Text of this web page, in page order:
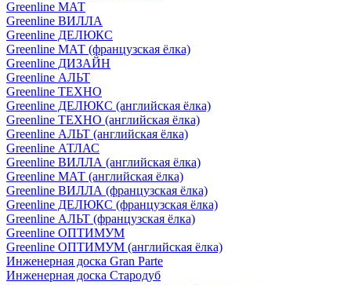
Greenline МАТ
Greenline ВИЛЛА
Greenline ДЕЛЮКС
Greenline МАТ (французская ёлка)
Greenline ДИЗАЙН
Greenline АЛЬТ
Greenline ТЕХНО
Greenline ДЕЛЮКС (английская ёлка)
Greenline ТЕХНО (английская ёлка)
Greenline АЛЬТ (английская ёлка)
Greenline АТЛАС
Greenline ВИЛЛА (английская ёлка)
Greenline МАТ (английская ёлка)
Greenline ВИЛЛА (французская ёлка)
Greenline ДЕЛЮКС (французская ёлка)
Greenline АЛЬТ (французская ёлка)
Greenline ОПТИМУМ
Greenline ОПТИМУМ (английская ёлка)
Инженерная доска Gran Parte
Инженерная доска Стародуб